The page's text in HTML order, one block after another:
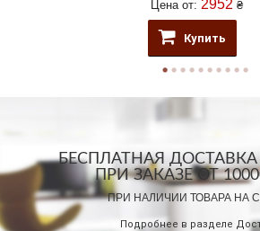
Цена от: 2952 ₴
Купить
БЕСПЛАТНАЯ
ПРИ ЗАКАЗЕ ОТ
ПРИ НАЛИЧИИ ТОВАРА НА
Подробнее в разделе